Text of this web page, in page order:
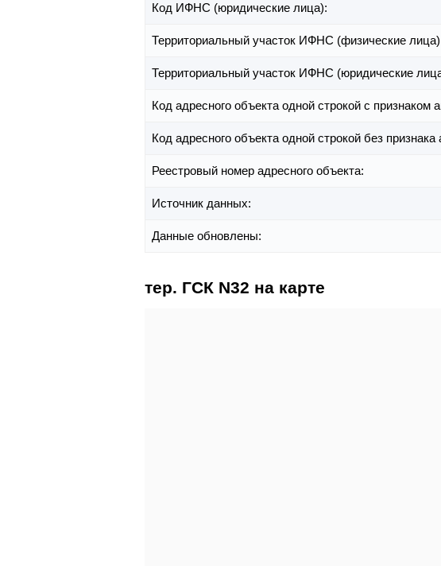
Код ИФНС (юридические лица):
Территориальный участок ИФНС (физические
Территориальный участок ИФНС (юридические
Код адресного объекта одной строкой с признаком
Код адресного объекта одной строкой без признака
Реестровый номер адресного объекта:
Источник данных:
Данные обновлены:
тер. ГСК N32 на карте